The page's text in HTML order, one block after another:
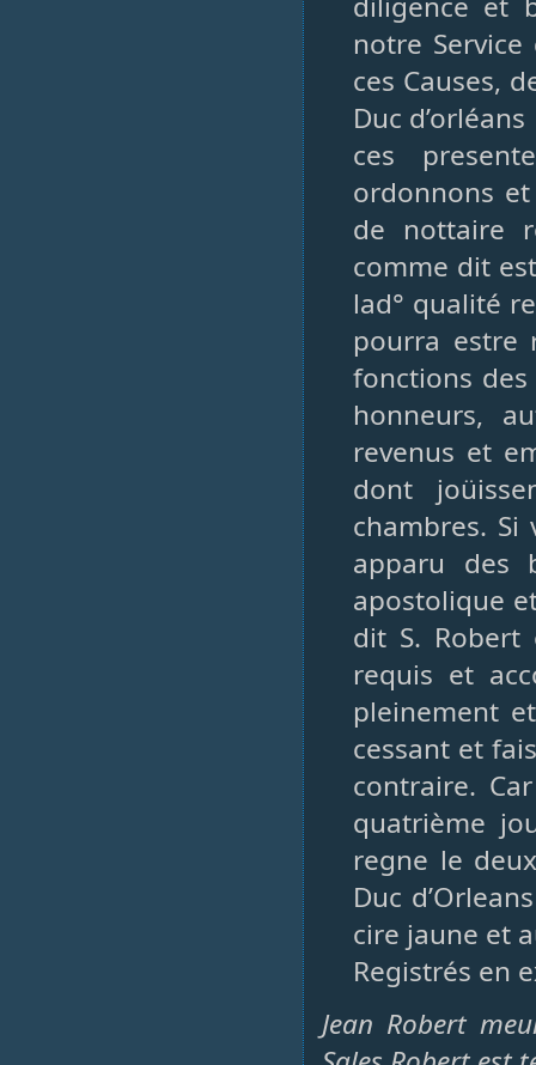
notre
ces Causes,
Duc
ces
ordonnons
de nottaire
comme dit
lad° qualité
pourra estre
fonctions
honneurs,
revenus et
dont
chambres.
apparu des
apostolique
dit S.
requis et
pleinement
cessant et
contraire.
quatrième
regne le
Duc
cire jaune et
Registrés en
Jean Robert